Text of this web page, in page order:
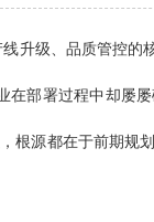
升级、品质管控
部署过程中却屡
源都在于前期规